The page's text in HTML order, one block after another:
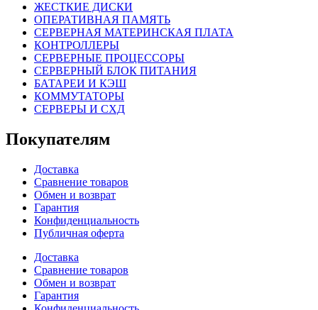
ЖЕСТКИЕ ДИСКИ
ОПЕРАТИВНАЯ ПАМЯТЬ
СЕРВЕРНАЯ МАТЕРИНСКАЯ ПЛАТА
КОНТРОЛЛЕРЫ
СЕРВЕРНЫЕ ПРОЦЕССОРЫ
СЕРВЕРНЫЙ БЛОК ПИТАНИЯ
БАТАРЕИ И КЭШ
КОММУТАТОРЫ
СЕРВЕРЫ И СХД
Покупателям
Доставка
Сравнение товаров
Обмен и возврат
Гарантия
Конфиденциальность
Публичная оферта
Доставка
Сравнение товаров
Обмен и возврат
Гарантия